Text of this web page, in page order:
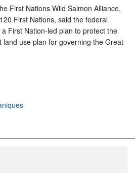
First Nations Wild Salmon Alliance,
First Nations, said the federal
First Nation-led plan to protect the
land use plan for governing the Great